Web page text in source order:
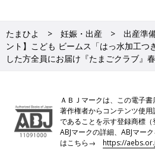
たまひよ 妊娠・出産 出産準
ント】こども ビームス「はっ水加工つ
した方全員にお届け『たまごクラブ』
ＡＢＪマークは、この電子書
著作権者からコンテンツ使
であることを示す登録商標（
ABJマークの詳細、ABJマー
はこちら→https://